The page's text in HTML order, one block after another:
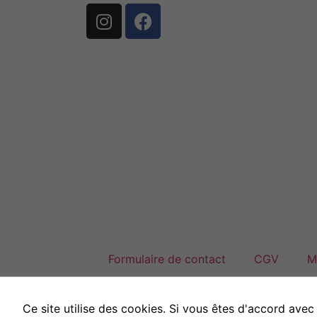
Formulaire de contact CGV
Ce site utilise des cookies. Si vous êtes d'accord